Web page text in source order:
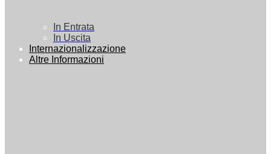
In Entrata
In Uscita
Internazionalizzazione
Altre Informazioni